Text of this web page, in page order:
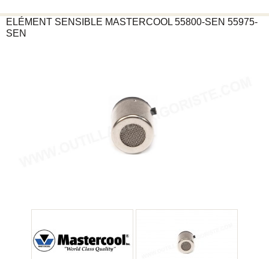
ELÉMENT SENSIBLE MASTERCOOL 55800-SEN 55975-
SEN